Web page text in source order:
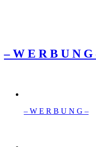
– W Ε R Β U Ν G
– W Ε R Β U Ν G –